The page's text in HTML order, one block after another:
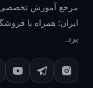
مرجع آموزش تخصصی
ایران؛ همراه با
برد.